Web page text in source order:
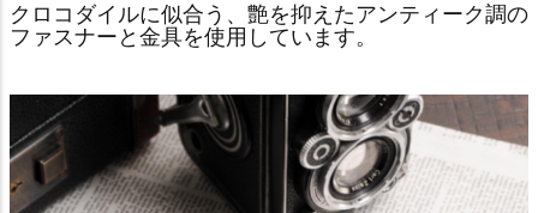
クロコダイルに似合う、艶を抑えたアンティーク調の
ファスナーと金具を使用しています。